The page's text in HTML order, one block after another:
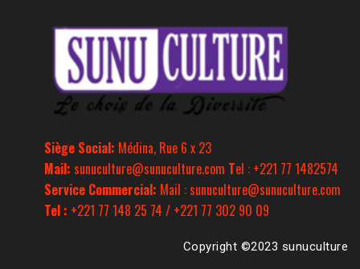
Siège Social: Médina, Rue 6 x 23
Mail: sunuculture@sunuculture.com Tel : +221 77 1482574
Service Commercial: Mail : sunuculture@sunuculture.com
Tel : +221 77 148 25 74 / +221 77 302 90 09
Copyright ©2023 sunuculture